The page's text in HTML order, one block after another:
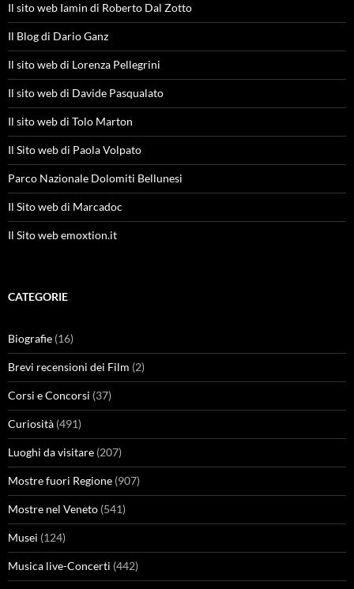
Il sito web Iamin di Roberto Dal Zotto
Il Blog di Dario Ganz
Il sito web di Lorenza Pellegrini
Il sito web di Davide Pasqualato
Il sito web di Tolo Marton
Il Sito web di Paola Volpato
Parco Nazionale Dolomiti Bellunesi
Il Sito web di Marcadoc
Il Sito web emoxtion.it
CATEGORIE
Biografie (16)
Brevi recensioni dei Film (2)
Corsi e Concorsi (37)
Curiosità (491)
Luoghi da visitare (207)
Mostre fuori Regione (907)
Mostre nel Veneto (541)
Musei (124)
Musica live-Concerti (442)